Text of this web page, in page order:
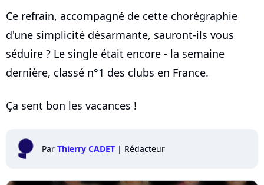
Ce refrain, accompagné de cette chorégraphie
d'une simplicité désarmante, sauront-ils vous
séduire ? Le single était encore - la semaine
dernière, classé n°1 des clubs en France.
Ça sent bon les vacances !
Par Thierry CADET | Rédacteur